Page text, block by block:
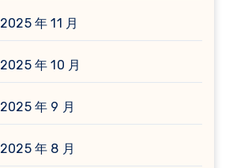
2025 年 11 月
2025 年 10 月
2025 年 9 月
2025 年 8 月